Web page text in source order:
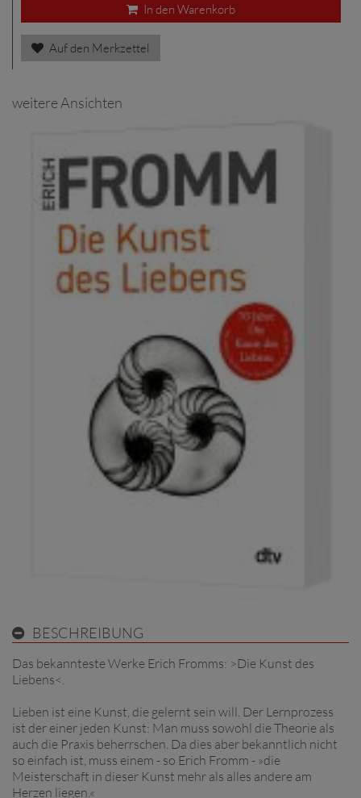
In den Warenkorb
Auf den Merkzettel
weitere Ansichten
BESCHREIBUNG
Das bekannteste Werke Erich Fromms: >Die Kunst des
Liebens<.
Lieben ist eine Kunst, die gelernt sein will. Der Lernprozess
ist der einer jeden Kunst: Man muss sowohl die Theorie als
auch die Praxis beherrschen. Da dies aber bekanntlich nicht
so einfach ist, muss einem - so Erich Fromm - »die
Meisterschaft in dieser Kunst mehr als alles andere am
Herzen liegen.«